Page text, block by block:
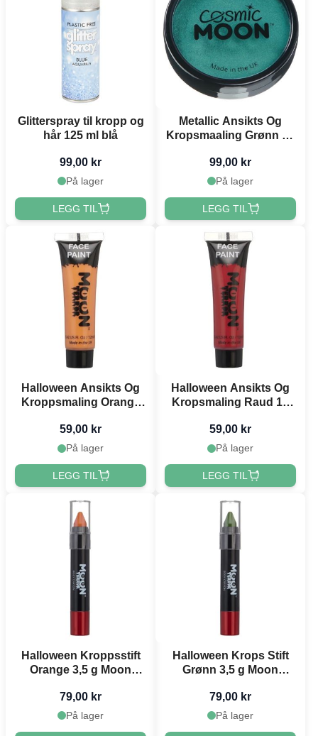
Glitterspray til kropp og
hår 125 ml blå
99,00 kr
På lager
LEGG TIL
Metallic Ansikts Og
Kropsmaaling Grønn 26
99,00 kr
På lager
LEGG TIL
Halloween Ansikts Og
Kroppsmaling Orange
59,00 kr
På lager
LEGG TIL
Halloween Ansikts Og
Kropsmaling Raud 12
59,00 kr
På lager
LEGG TIL
Halloween Kroppsstift
Orange 3,5 g Moon
79,00 kr
På lager
Halloween Krops Stift
Grønn 3,5 g Moon
79,00 kr
På lager